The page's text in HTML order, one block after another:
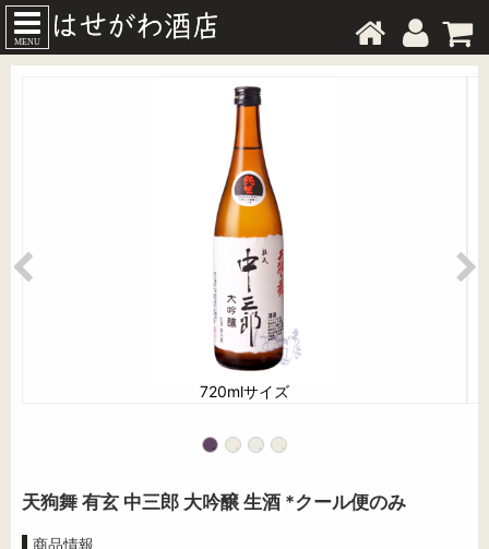
MENU
720mlサイズ
天狗舞 有玄 中三郎 大吟醸 生酒 *クール便のみ
商品情報